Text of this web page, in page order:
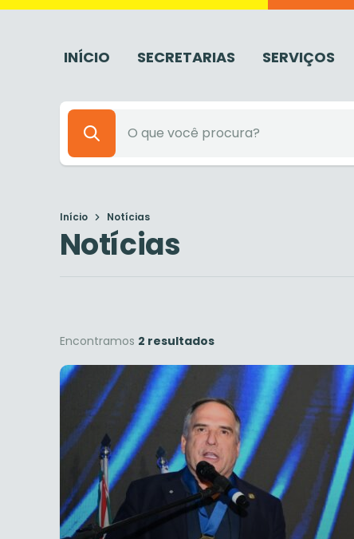
INÍCIO SECRETARIAS SERVIÇOS
Início Notícias
Notícias
Encontramos 2 resultados